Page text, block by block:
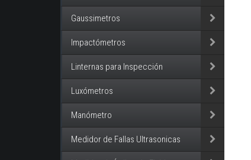
Gaussimetros
Impactómetros
Linternas para Inspección
Luxómetros
Manómetro
Medidor de Fallas Ultrasonicas